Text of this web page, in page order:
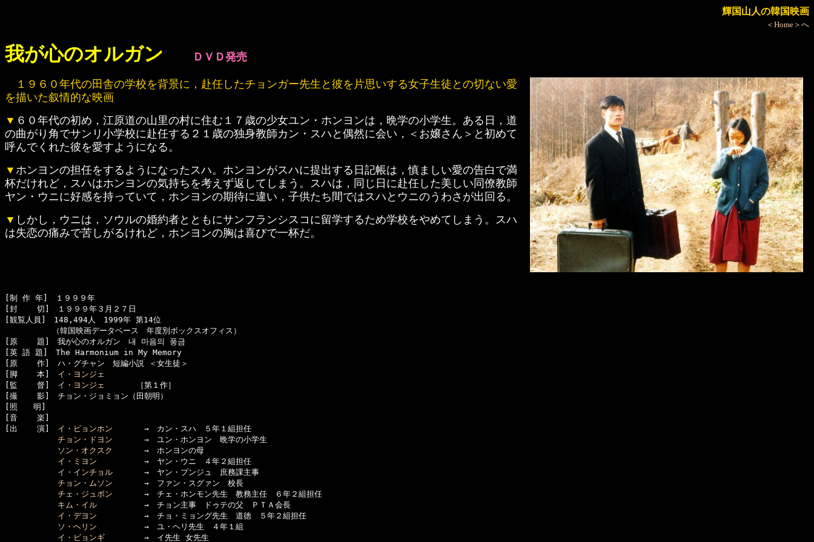
輝国山人の韓国映画
＜Home＞へ
我が心のオルガン ＤＶＤ発売
１９６０年代の田舎の学校を背景に，赴任したチョンガー先生と彼を片思いする女子生徒との切ない愛
を描いた叙情的な映画
▼ ６０年代の初め，江原道の山里の村に住む１７歳の少女ユン・ホンヨンは，晩学の小学生。ある日，道
の曲がり角でサンリ小学校に赴任する２１歳の独身教師カン・スハと偶然に会い，＜お嬢さん＞と初めて
呼んでくれた彼を愛すようになる。
▼ ホンヨンの担任をするようになったスハ。ホンヨンがスハに提出する日記帳は，慎ましい愛の告白で満
杯だけれど，スハはホンヨンの気持ちを考えず返してしまう。スハは，同じ日に赴任した美しい同僚教師
ヤン・ウニに好感を持っていて，ホンヨンの期待に違い，子供たち間ではスハとウニのうわさが出回る。
▼ しかし，ウニは，ソウルの婚約者とともにサンフランシスコに留学するため学校をやめてしまう。スハ
は失恋の痛みで苦しがるけれど，ホンヨンの胸は喜びで一杯だ。
[制 作 年]　１９９９年
[封    切]　１９９９年３月２７日
[観覧人員]　148,494人　1999年 第14位
（韓国映画データベース　年度別ボックスオフィス）
[原    題]　我が心のオルガン　내 마음의 풍금
[英 語 題]　The Harmonium in My Memory
[原    作]　ハ・グチャン　短編小説 ＜女生徒＞
[脚    本] イ・ヨンジェ
[監    督] イ・ヨンジェ ［第１作］
[撮    影]　チョン・ジョミョン（田朝明）
[照　　明]
[音    楽]
[出    演] イ・ビョンホン →　カン・スハ　５年１組担任
チョン・ドヨン →　ユン・ホンヨン　晩学の小学生
ソン・オクスク
→　ホンヨンの母
イ・ミヨン →　ヤン・ウニ　４年２組担任
イ・インチョル →　ヤン・プンジュ　庶務課主事
チョン・ムソン →　ファン・スグァン　校長
チェ・ジュボン →　チェ・ホンモン先生　教務主任　６年２組担任
キム・イル →　チョン主事　ドゥテの父　ＰＴＡ会長
イ・デヨン →　チョ・ミョング先生　道徳　５年２組担任
ソ・ヘリン →　ユ・ヘリ先生　４年１組
イ・ビョンギ →　イ先生 女先生